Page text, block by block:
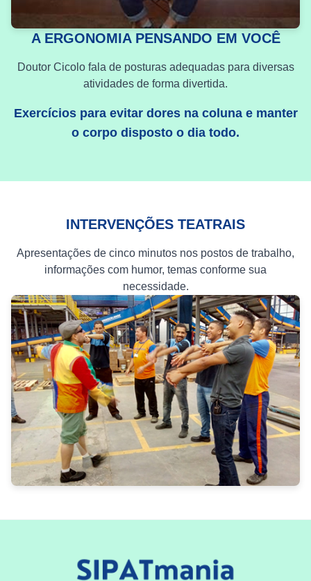
A ERGONOMIA PENSANDO EM VOCÊ
Doutor Cicolo fala de posturas adequadas para diversas
atividades de forma divertida.
Exercícios para evitar dores na coluna e manter
o corpo disposto o dia todo.
INTERVENÇÕES TEATRAIS
Apresentações de cinco minutos nos postos de trabalho,
informações com humor, temas conforme sua
necessidade.